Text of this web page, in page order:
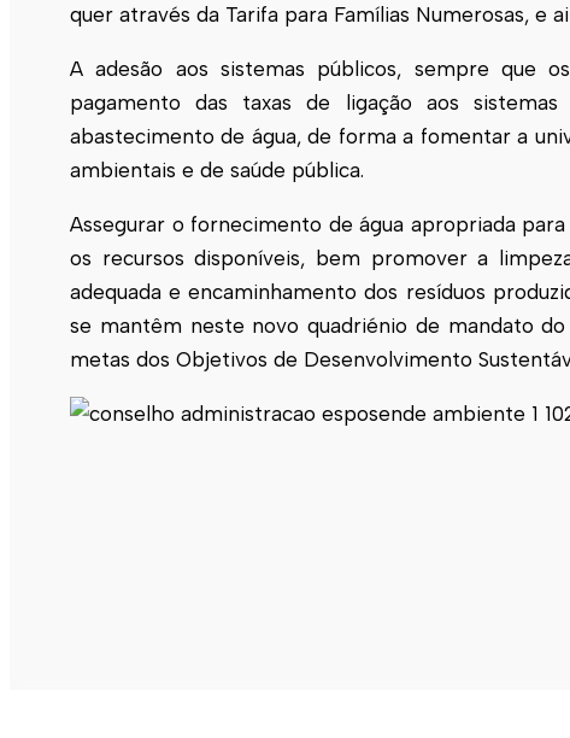
quer através da Tarifa para Famílias Numerosas, e
A adesão aos sistemas públicos, sempre que
pagamento das taxas de ligação aos
abastecimento de água, de forma a fomentar a
ambientais e de saúde pública.
Assegurar o fornecimento de água apropriada
os recursos disponíveis, bem promover a
adequada e encaminhamento dos resíduos
se mantêm neste novo quadriénio de mandato
metas dos Objetivos de Desenvolvimento